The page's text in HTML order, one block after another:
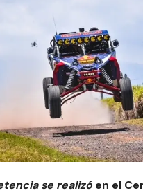
se realizó en el